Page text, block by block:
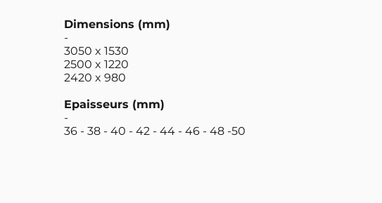
Dimensions (mm)
-
3050 x 1530
2500 x 1220
2420 x 980
Epaisseurs (mm)
-
36 - 38 - 40 - 42 - 44 - 46 - 48 -50